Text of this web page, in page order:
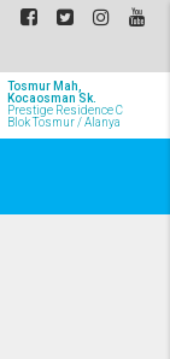
Tosmur Mah,
Kocaosman Sk.
Prestige Residence C
Blok Tosmur / Alanya